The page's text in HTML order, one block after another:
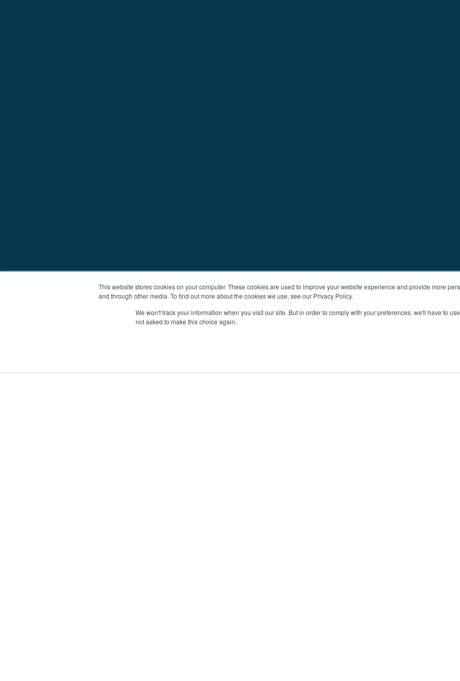
This website stores cookies on your computer. These cookies are used to improve your website experience and provide more
and through other media. To find out more about the cookies we use, see our Privacy Policy.
We won't track your information when you visit our site. But in order to comply with your preferences, we'll have to
not asked to make this choice again.